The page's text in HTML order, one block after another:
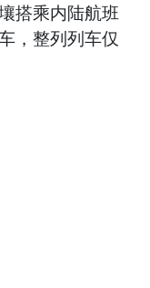
搭乘内陆航班
，整列列车仅